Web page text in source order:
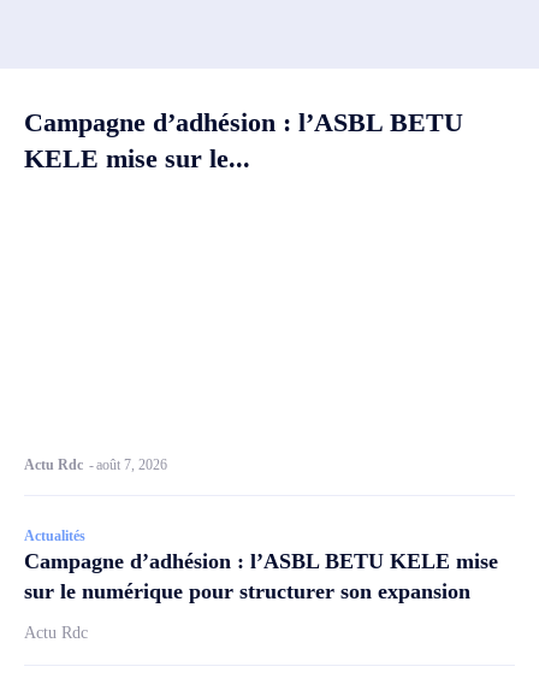
Campagne d’adhésion : l’ASBL BETU
KELE mise sur le...
Actu Rdc -août 7, 2026
Actualités
Campagne d’adhésion : l’ASBL BETU KELE mise
sur le numérique pour structurer son expansion
Actu Rdc